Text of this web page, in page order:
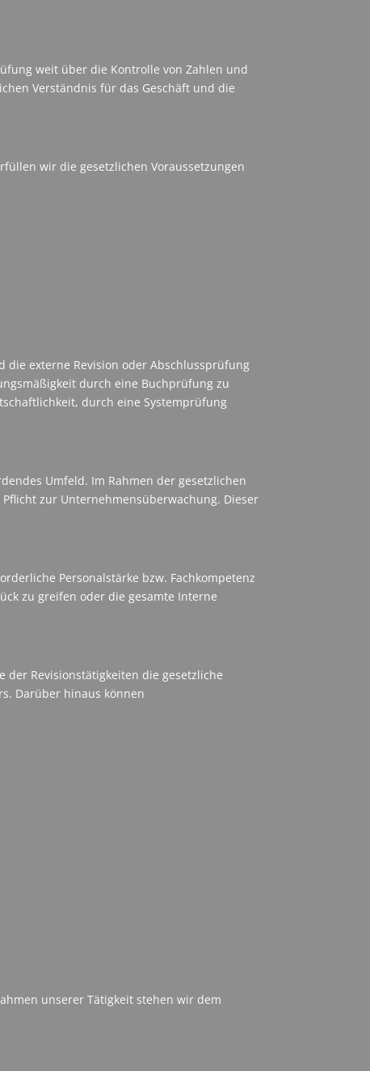
weit über die Kontrolle von Zahlen und
Verständnis für das Geschäft und die
wir die gesetzlichen Voraussetzungen
die externe Revision oder Abschlussprüfung
durch eine Buchprüfung zu
durch eine Systemprüfung
Umfeld. Im Rahmen der gesetzlichen
zur Unternehmensüberwachung. Dieser
Personalstärke bzw. Fachkompetenz
zu greifen oder die gesamte Interne
Revisionstätigkeiten die gesetzliche
Darüber hinaus können
unserer Tätigkeit stehen wir dem